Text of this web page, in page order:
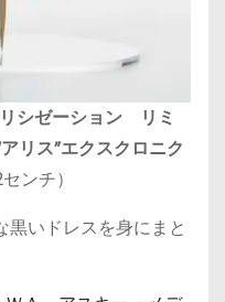
シゼーション リミ
リス”エクスクロニク
ンチ）
黒いドレスを身にまと